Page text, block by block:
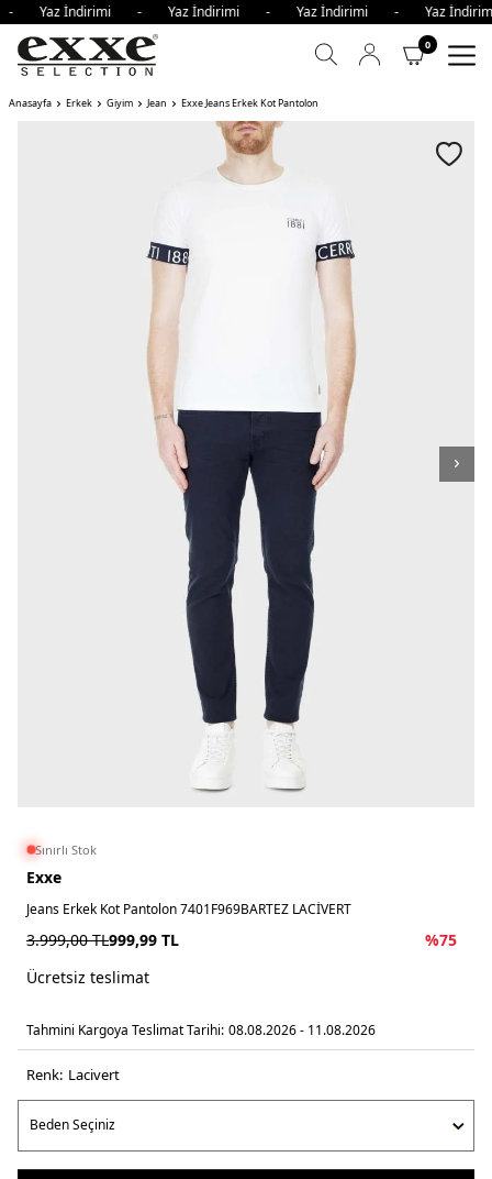
- Yaz İndirimi - Yaz İndirimi - Yaz İndirimi - Yaz
0
Anasayfa Erkek Giyim Jean Exxe Jeans Erkek Kot Pantolon
Sınırlı Stok
Exxe
Jeans Erkek Kot Pantolon 7401F969BARTEZ LACİVERT
3.999,00TL999,99 TL %75
Ücretsiz teslimat
Tahmini Kargoya Teslimat Tarihi: 08.08.2026 - 11.08.2026
Renk: laci̇vert